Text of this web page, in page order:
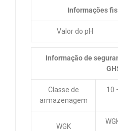
Informações
Valor do pH
Informação de
Classe de
armazenagem
10
WGK